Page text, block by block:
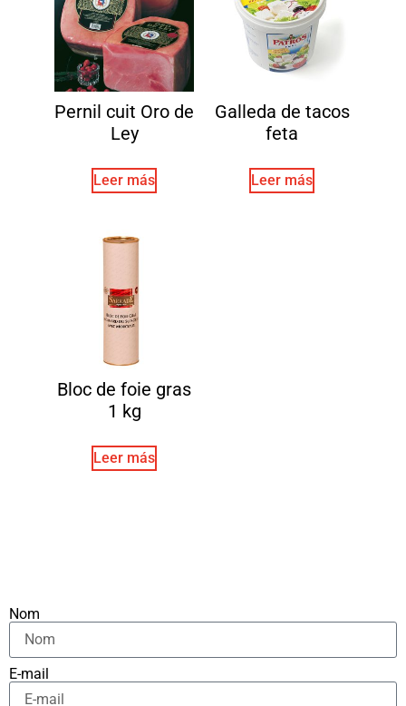
Pernil cuit Oro de
Ley
Leer más
Galleda de tacos
feta
Leer más
Bloc de foie gras
1 kg
Leer más
Nom
E-mail